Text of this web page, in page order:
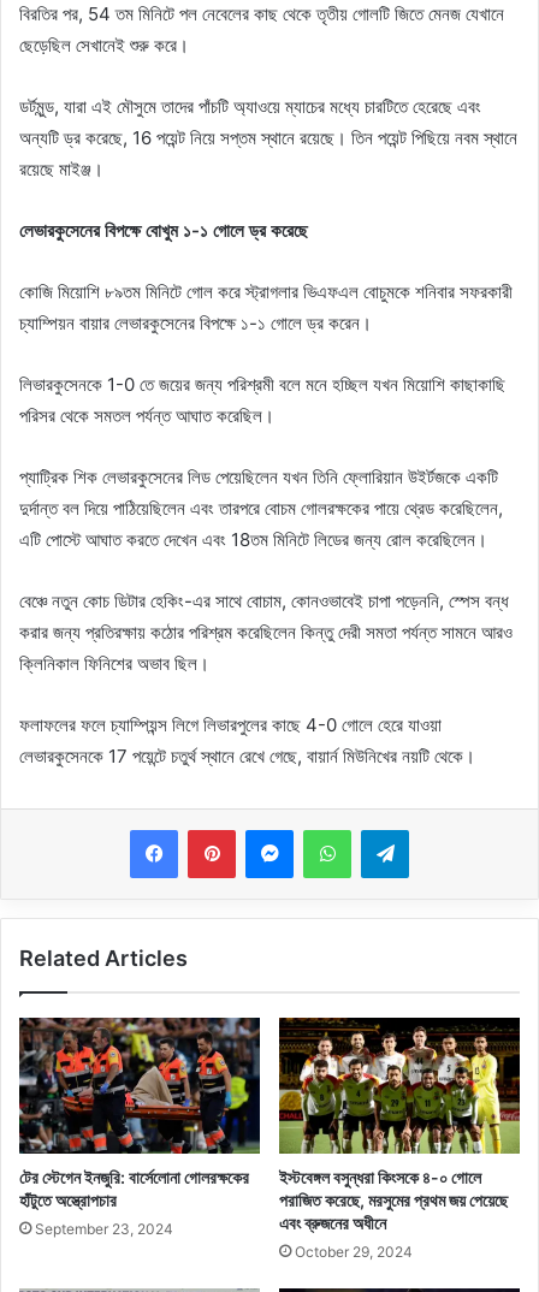
বিরতির পর, 54 তম মিনিটে পল নেবেলের কাছ থেকে তৃতীয় গোলটি জিতে মেনজ যেখানে
ছেড়েছিল সেখানেই শুরু করে।
ডর্টমুন্ড, যারা এই মৌসুমে তাদের পাঁচটি অ্যাওয়ে ম্যাচের মধ্যে চারটিতে হেরেছে এবং
অন্যটি ড্র করেছে, 16 পয়েন্ট নিয়ে সপ্তম স্থানে রয়েছে। তিন পয়েন্ট পিছিয়ে নবম স্থানে
রয়েছে মাইঞ্জ।
লেভারকুসেনের বিপক্ষে বোখুম ১-১ গোলে ড্র করেছে
কোজি মিয়োশি ৮৯তম মিনিটে গোল করে স্ট্রাগলার ভিএফএল বোচুমকে শনিবার সফরকারী
চ্যাম্পিয়ন বায়ার লেভারকুসেনের বিপক্ষে ১-১ গোলে ড্র করেন।
লিভারকুসেনকে 1-0 তে জয়ের জন্য পরিশ্রমী বলে মনে হচ্ছিল যখন মিয়োশি কাছাকাছি
পরিসর থেকে সমতল পর্যন্ত আঘাত করেছিল।
প্যাট্রিক শিক লেভারকুসেনের লিড পেয়েছিলেন যখন তিনি ফ্লোরিয়ান উইর্টজকে একটি
দুর্দান্ত বল দিয়ে পাঠিয়েছিলেন এবং তারপরে বোচম গোলরক্ষকের পায়ে থ্রেড করেছিলেন,
এটি পোস্টে আঘাত করতে দেখেন এবং 18তম মিনিটে লিডের জন্য রোল করেছিলেন।
বেঞ্চে নতুন কোচ ডিটার হেকিং-এর সাথে বোচাম, কোনওভাবেই চাপা পড়েননি, স্পেস বন্ধ
করার জন্য প্রতিরক্ষায় কঠোর পরিশ্রম করেছিলেন কিন্তু দেরী সমতা পর্যন্ত সামনে আরও
ক্লিনিকাল ফিনিশের অভাব ছিল।
ফলাফলের ফলে চ্যাম্পিয়ন্স লিগে লিভারপুলের কাছে 4-0 গোলে হেরে যাওয়া
লেভারকুসেনকে 17 পয়েন্টে চতুর্থ স্থানে রেখে গেছে, বায়ার্ন মিউনিখের নয়টি থেকে।
MessengerWhatsAppTelegram
Related Articles
টের স্টেগেন ইনজুরি: বার্সেলোনা গোলরক্ষকের
হাঁটুতে অস্ত্রোপচার
September 23, 2024
ইস্টবেঙ্গল বসুন্ধরা কিংসকে ৪-০ গোলে
পরাজিত করেছে, মরসুমের প্রথম জয় পেয়েছে
এবং ব্রুজনের অধীনে
October 29, 2024